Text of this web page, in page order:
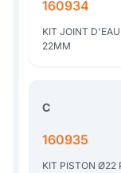
160934
KIT JOINT
22MM
C
160935
KIT PISTON Ø22